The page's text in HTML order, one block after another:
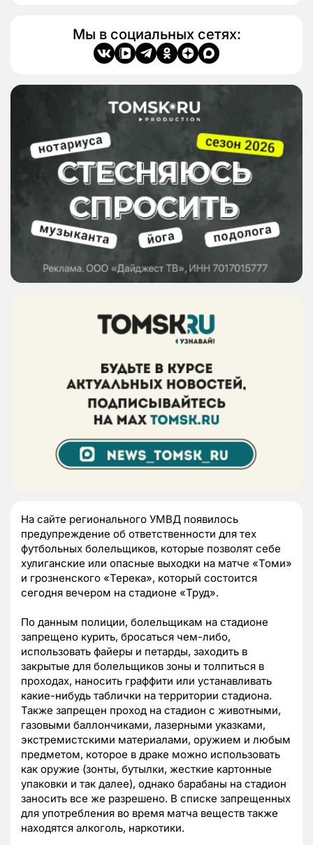
Мы в социальных сетях:
На сайте регионального УМВД появилось
предупреждение об ответственности для тех
футбольных болельщиков, которые позволят себе
хулиганские или опасные выходки на матче «Томи»
и грозненского «Терека», который состоится
сегодня вечером на стадионе «Труд».
По данным полиции, болельщикам на стадионе
запрещено курить, бросаться чем-либо,
использовать файеры и петарды, заходить в
закрытые для болельщиков зоны и толпиться в
проходах, наносить граффити или устанавливать
какие-нибудь таблички на территории стадиона.
Также запрещен проход на стадион с животными,
газовыми баллончиками, лазерными указками,
экстремистскими материалами, оружием и любым
предметом, которое в драке можно использовать
как оружие (зонты, бутылки, жесткие картонные
упаковки и так далее), однако барабаны на стадион
заносить все же разрешено. В списке запрещенных
для употребления во время матча веществ также
находятся алкоголь, наркотики.